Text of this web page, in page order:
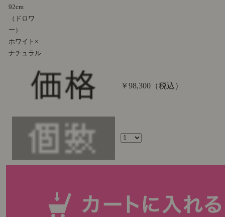
92cm
（ドロワ
ー）
ホワイト×
ナチュラル
￥98,300 （税込）